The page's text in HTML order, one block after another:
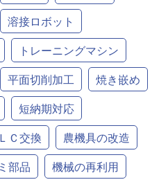
溶接ロボット
トレーニングマシン
平面切削加工
焼き嵌め
短納期対応
Ｃ交換
農機具の改造
部品 機械の再利用